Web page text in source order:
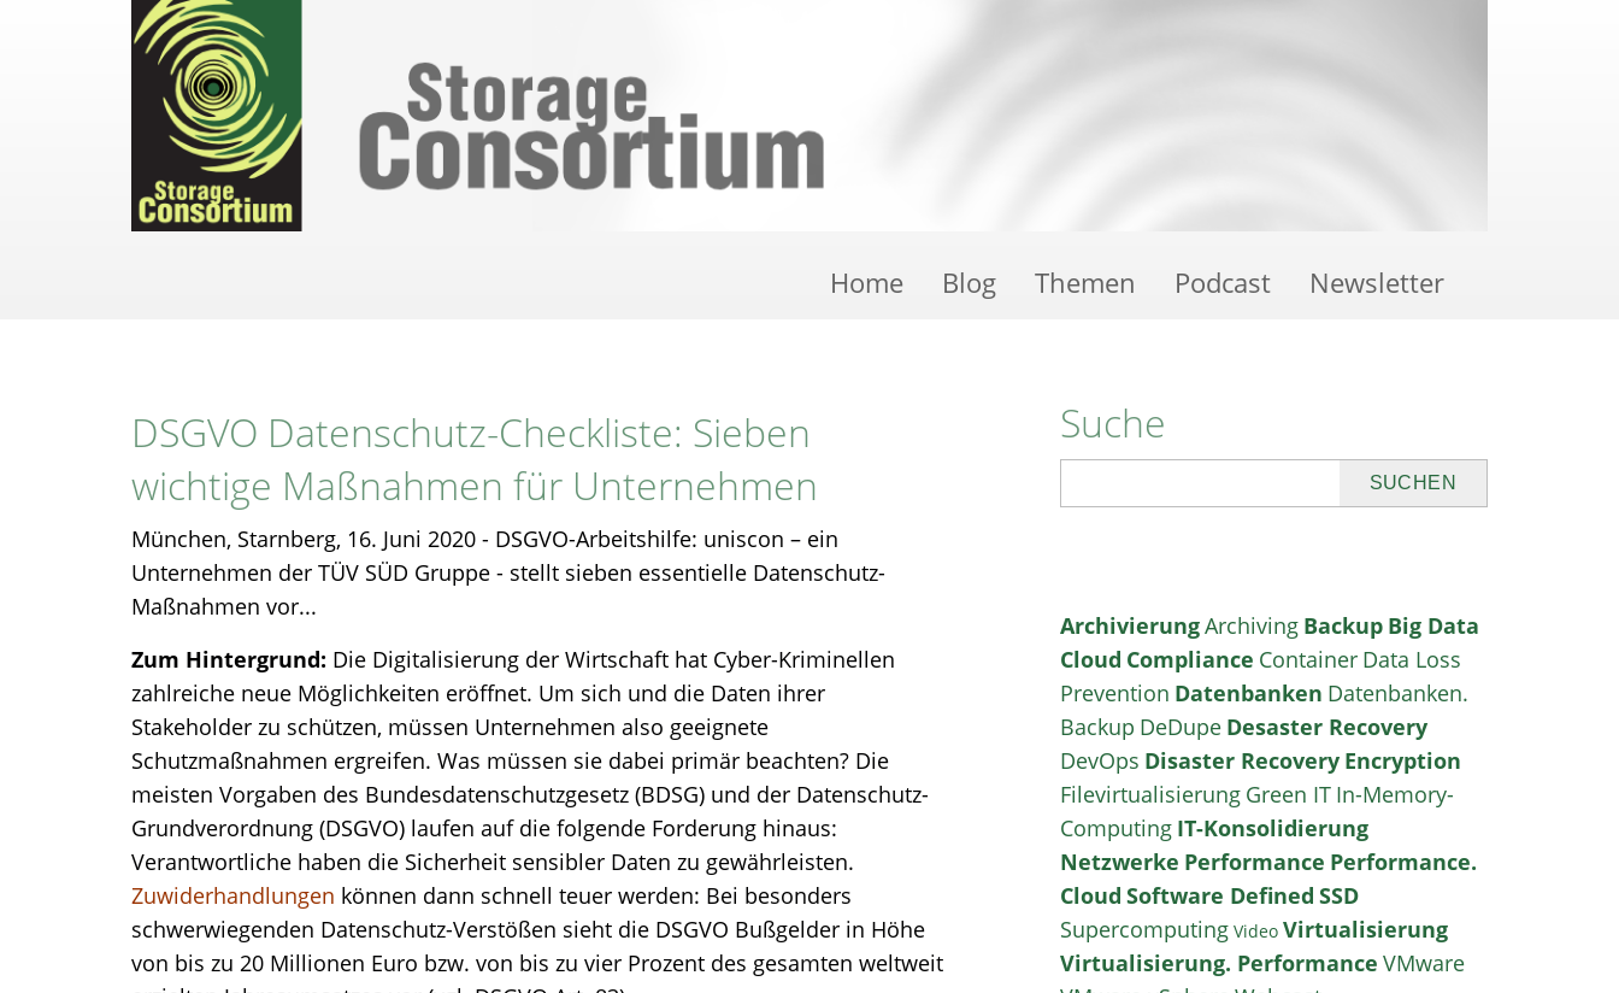
Home Blog Themen Podcast Newsletter
DSGVO Datenschutz-Checkliste: Sieben
wichtige Maßnahmen für Unternehmen
München, Starnberg, 16. Juni 2020 - DSGVO-Arbeitshilfe: uniscon – ein
Unternehmen der TÜV SÜD Gruppe - stellt sieben essentielle Datenschutz-
Maßnahmen vor...
Zum Hintergrund: Die Digitalisierung der Wirtschaft hat Cyber-Kriminellen
zahlreiche neue Möglichkeiten eröffnet. Um sich und die Daten ihrer
Stakeholder zu schützen, müssen Unternehmen also geeignete
Schutzmaßnahmen ergreifen. Was müssen sie dabei primär beachten? Die
meisten Vorgaben des Bundesdatenschutzgesetz (BDSG) und der Datenschutz-
Grundverordnung (DSGVO) laufen auf die folgende Forderung hinaus:
Verantwortliche haben die Sicherheit sensibler Daten zu gewährleisten.
Zuwiderhandlungen können dann schnell teuer werden: Bei besonders
schwerwiegenden Datenschutz-Verstößen sieht die DSGVO Bußgelder in Höhe
von bis zu 20 Millionen Euro bzw. von bis zu vier Prozent des gesamten weltweit
Suche
ArchivierungArchiving Backup Big Data
Cloud Compliance Container Data Loss
Prevention Datenbanken Datenbanken.
Backup DeDupe Desaster Recovery
DevOps Disaster Recovery Encryption
Filevirtualisierung Green IT In-Memory-
Computing IT-Konsolidierung
Netzwerke Performance Performance.
Cloud Software Defined SSD
Supercomputing Video Virtualisierung
Virtualisierung. Performance VMware